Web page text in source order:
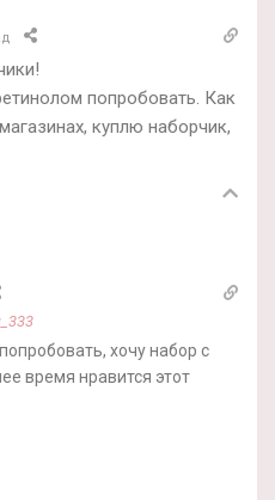
попробовать. Как
куплю наборчик,
хочу набор с
время нравится этот